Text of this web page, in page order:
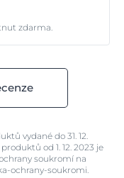
zdarma.
vydané do 31. 12.
od 1. 12. 2023 je
soukromí na
ochrany-soukromi.